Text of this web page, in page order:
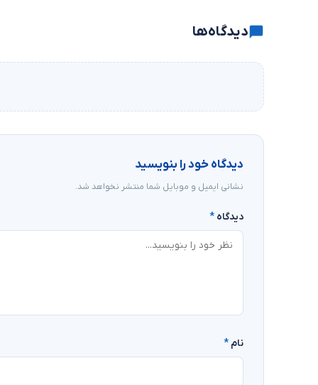
دیدگاه‌ها
دیدگاه خود را بنویسید
نشانی ایمیل و موبایل شما منتشر نخواهد شد.
دیدگاه *
نام *